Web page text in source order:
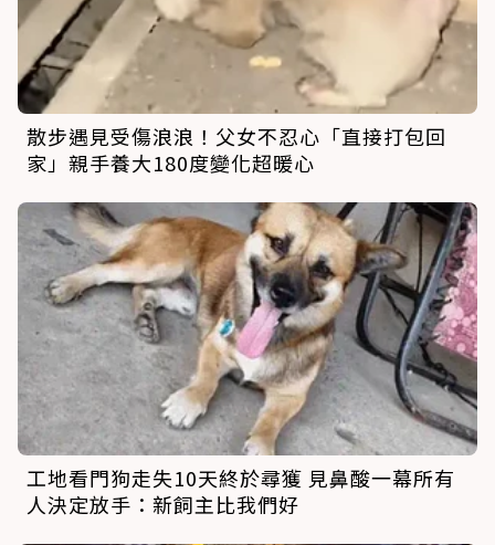
散步遇見受傷浪浪！父女不忍心「直接打包回
家」親手養大180度變化超暖心
工地看門狗走失10天終於尋獲 見鼻酸一幕所有
人決定放手：新飼主比我們好